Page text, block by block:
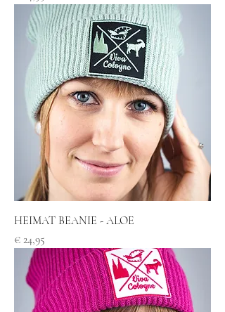
HEIMAT BEANIE - ALOE
Preis
€ 24,95